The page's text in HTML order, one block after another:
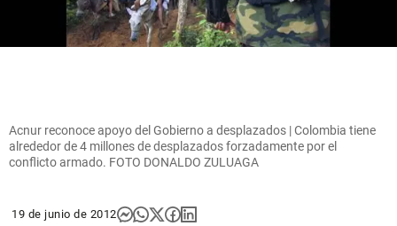
Acnur reconoce apoyo del Gobierno a desplazados | Colombia tiene
alrededor de 4 millones de desplazados forzadamente por el
conflicto armado. FOTO DONALDO ZULUAGA
19 de junio de 2012